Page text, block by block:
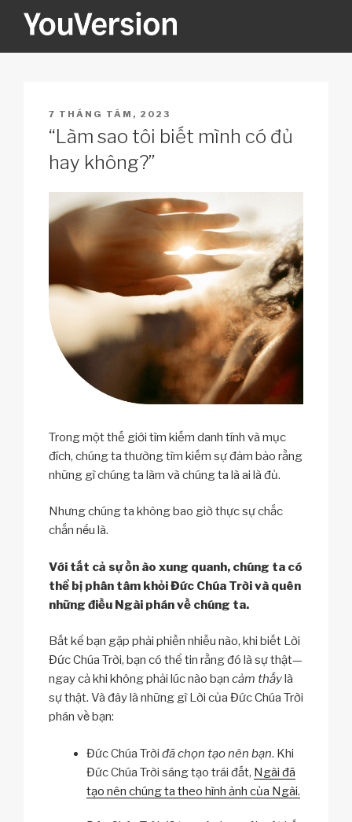
YOUVERSION
POSTED
ON
7 THÁNG TÁM, 2023
“Làm sao tôi biết mình có đủ
hay không?”
Trong một thế giới tìm kiếm danh tính và mục
đích, chúng ta thường tìm kiếm sự đảm bảo rằng
những gì chúng ta làm và chúng ta là ai là đủ.
Nhưng chúng ta không bao giờ thực sự chắc
chắn nếu là.
Với tất cả sự ồn ào xung quanh, chúng ta có
thể bị phân tâm khỏi Đức Chúa Trời và quên
những điều Ngài phán về chúng ta.
Bất kể bạn gặp phải phiền nhiễu nào, khi biết Lời
Đức Chúa Trời, bạn có thể tin rằng đó là sự thật—
ngay cả khi không phải lúc nào bạn cảm thấylà
sự thật. Và đây là những gì Lời của Đức Chúa Trời
phán về bạn:
Đức Chúa Trời đã chọn tạo nên bạn. Khi
Đức Chúa Trời sáng tạo trái đất, Ngài đã
tạo nên chúng ta theo hình ảnh của Ngài.